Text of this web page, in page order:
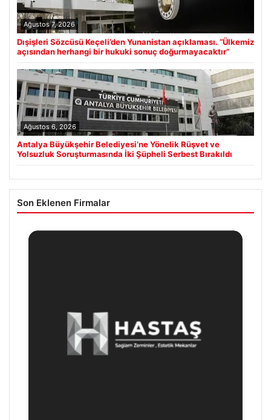
Ağustos 7, 2026
Dışişleri Sözcüsü Keçeli’den Yunanistan açıklaması. “Ülkemiz
açısından herhangi bir hukuki sonuç doğurmayacaktır”
Ağustos 6, 2026
Antalya Büyükşehir Belediyesi’ne Yönelik Rüşvet ve
Yolsuzluk Soruşturmasında İki Şüpheli Serbest Bırakıldı
Son Eklenen Firmalar